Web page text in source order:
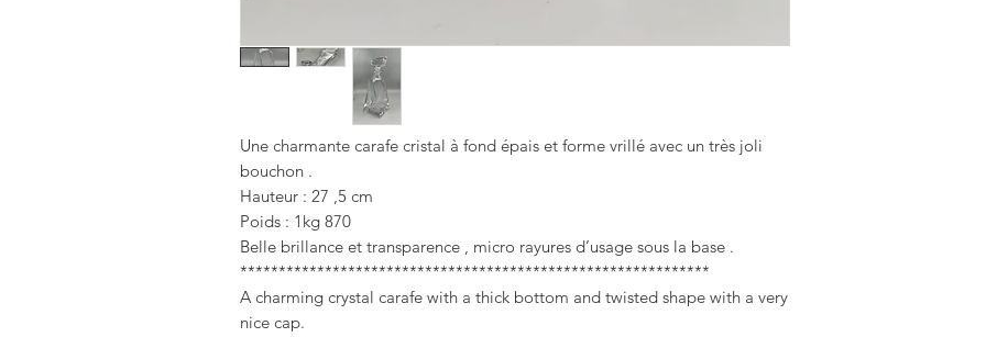
Une charmante carafe cristal à fond épais et forme vrillé avec un très joli
bouchon .
Hauteur : 27 ,5 cm
Poids : 1kg 870
Belle brillance et transparence , micro rayures d’usage sous la base .
*************************************************************
A charming crystal carafe with a thick bottom and twisted shape with a very
nice cap.